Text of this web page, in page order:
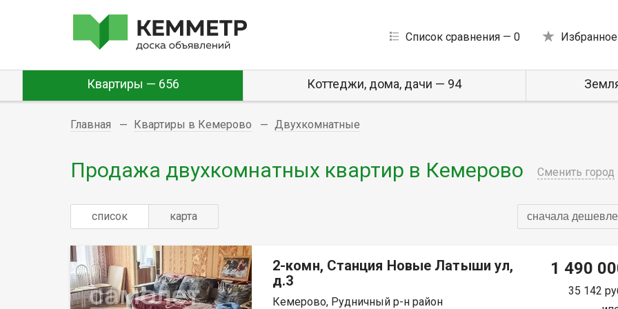
Список сравнения — 0
Квартиры — 656 Коттеджи, дома, дачи — 94
Главная Квартиры в Кемерово Двухкомнатные
Продажа двухкомнатных квартир в Кемерово Сменить город
список карта сначала дешевле
2-комн, Станция Новые Латыши ул,
д.3
Кемерово, Рудничный р-н район
1 490
35 142